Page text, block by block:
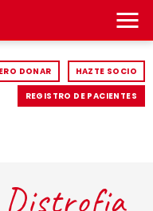
DONAR HAZTE SOCIO
REGISTRO DE PACIENTES
Distrofia